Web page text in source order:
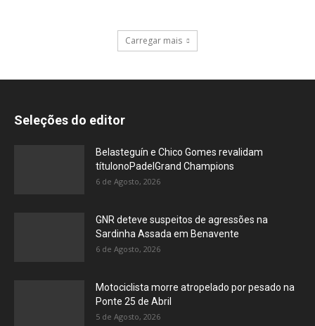
Carregar mais
Seleções do editor
Belasteguín e Chico Gomes revalidam
títulonoPadelGrand Champions
6 de Agosto, 2026
GNR deteve suspeitos de agressões na
Sardinha Assada em Benavente
6 de Agosto, 2026
Motociclista morre atropelado por pesado na
Ponte 25 de Abril
5 de Agosto, 2026